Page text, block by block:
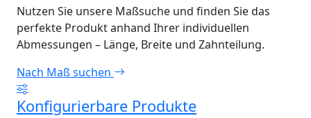
Nutzen Sie unsere Maßsuche und finden Sie das
perfekte Produkt anhand Ihrer individuellen
Abmessungen – Länge, Breite und Zahnteilung.
Nach Maß suchen
Konfigurierbare Produkte